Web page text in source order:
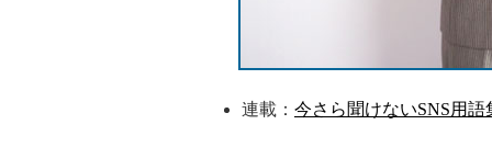
連載： 今さら聞けないSNS用語